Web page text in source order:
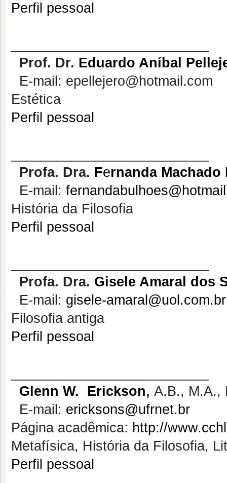
Perfil pessoal
Prof. Dr. Eduardo Aníbal
E-mail: epellejero@hotmail.com
Estética
Perfil pessoal
Profa. Dra. Fernanda Machado
E-mail:
História da Filosofia
Perfil pessoal
Profa. Dra. Gisele Amaral dos
E-mail: gisele-amaral@uol.com.br
Filosofia antiga
Perfil pessoal
Glenn W. Erickson, A.B., M.A.,
E-mail: ericksons@ufrnet.br
Página acadêmica: http://
Metafísica, História da Filosofia,
Perfil pessoal